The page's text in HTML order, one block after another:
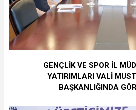
GENÇLİK VE SPOR İL
YATIRIMLARI VALİ
BAŞKANLIĞINDA